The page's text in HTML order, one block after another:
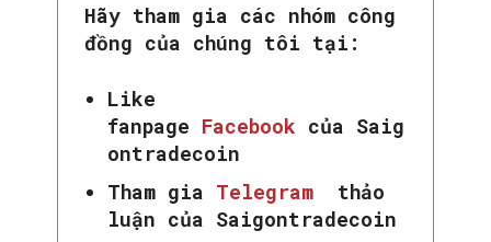
Hãy tham gia các nhóm công
đồng của chúng tôi tại:
Like
fanpage Facebook của Saig
ontradecoin
Tham gia Telegram
thảo
luận của Saigontradecoin